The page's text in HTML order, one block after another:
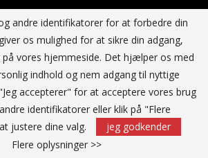
og Direktør:
andre identifikatorer for at forbedre din
os mulighed for at sikre din adgang,
på vores hjemmeside. Det hjælper os med
indhold og nem adgang til nyttige
accepterer" for at acceptere vores brug
identifikatorer eller klik på "Flere
justere dine valg.
jeg godkender
Flere oplysninger >>